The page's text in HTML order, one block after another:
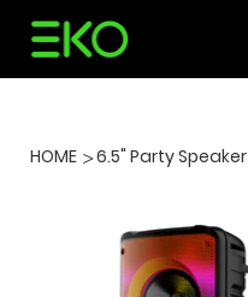
HOME >6.5" Party Speaker